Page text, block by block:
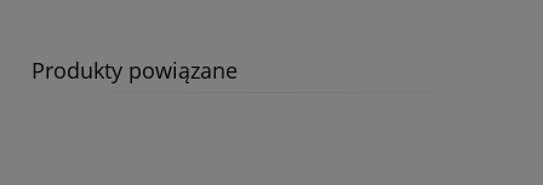
Produkty powiązane